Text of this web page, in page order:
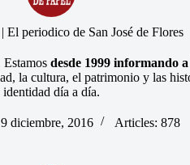
El periodico de San José de Flores
desde 1999 informando
la cultura, el patrimonio y las
identidad día a día.
diciembre, 2016 Articles: 878